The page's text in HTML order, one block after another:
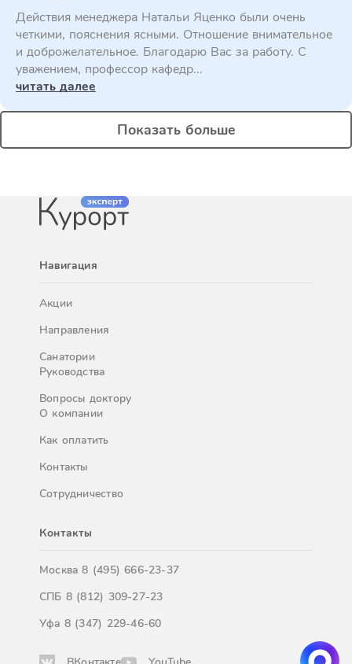
Действия менеджера Натальи Яценко были очень
четкими, пояснения ясными. Отношение внимательное
и доброжелательное. Благодарю Вас за работу. С
уважением, профессор кафедр...
читать далее
Показать больше
Навигация
Акции
Направления
Санатории
Руководства
Вопросы доктору
О компании
Как оплатить
Контакты
Сотрудничество
Контакты
Москва8 (495) 666-23-37
СПБ 8 (812) 309-27-23
Уфа 8 (347) 229-46-60